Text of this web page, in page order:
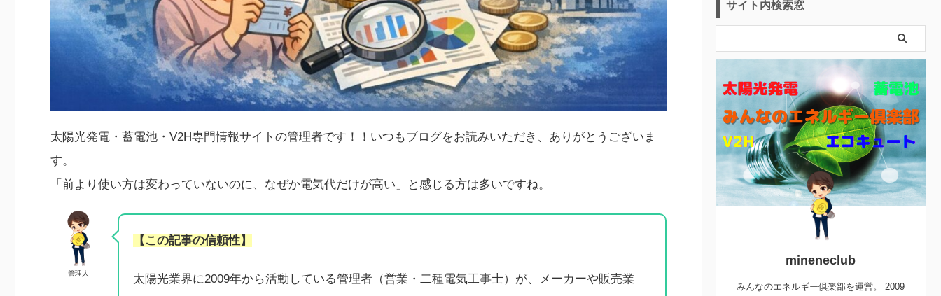
太陽光発電・蓄電池・V2H専門情報サイトの管理者です！！いつもブログをお読みいただき、ありがとうございま
す。
「前より使い方は変わっていないのに、なぜか電気代だけが高い」と感じる方は多いですね。
管理人
【この記事の信頼性】
太陽光業界に2009年から活動している管理者（営業・二種電気工事士）が、メーカーや販売業
サイト内検索窓
mineneclub
みんなのエネルギー倶楽部を運営。 2009